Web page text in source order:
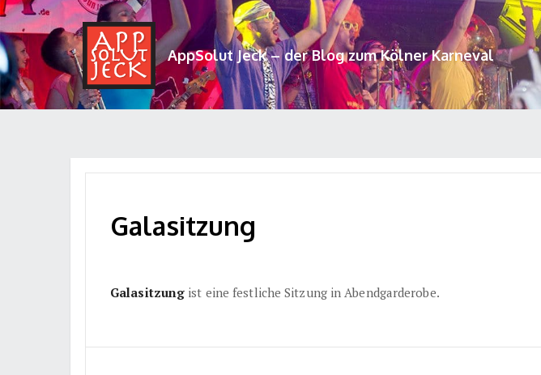
AppSolut Jeck – der Blog zum Kölner Karneval
Galasitzung
Galasitzung ist eine festliche Sitzung in Abendgarderobe.